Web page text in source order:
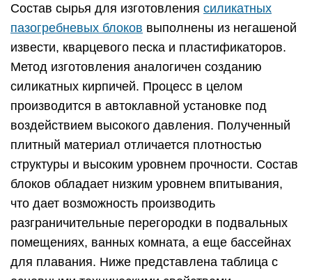
Состав сырья для изготовления силикатных
пазогребневых блоков выполнены из негашеной
извести, кварцевого песка и пластификаторов.
Метод изготовления аналогичен созданию
силикатных кирпичей. Процесс в целом
производится в автоклавной установке под
воздействием высокого давления. Полученный
плитный материал отличается плотностью
структуры и высоким уровнем прочности. Состав
блоков обладает низким уровнем впитывания,
что дает возможность производить
разграничительные перегородки в подвальных
помещениях, ванных комната, а еще бассейнах
для плавания. Ниже представлена таблица с